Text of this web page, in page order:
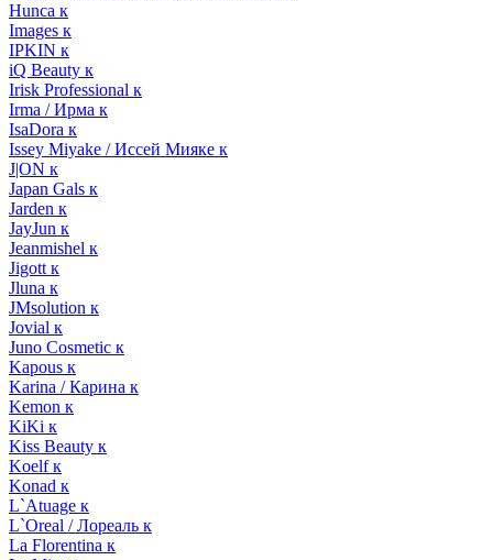
Hunca к
Images к
IPKIN к
iQ Beauty к
Irisk Professional к
Irma / Ирма к
IsaDora к
Issey Miyake / Иссей Мияке к
J|ON к
Japan Gals к
Jarden к
JayJun к
Jeanmishel к
Jigott к
Jluna к
JMsolution к
Jovial к
Juno Cosmetic к
Kapous к
Karina / Карина к
Kemon к
KiKi к
Kiss Beauty к
Koelf к
Konad к
L`Atuage к
L`Oreal / Лореаль к
La Florentina к